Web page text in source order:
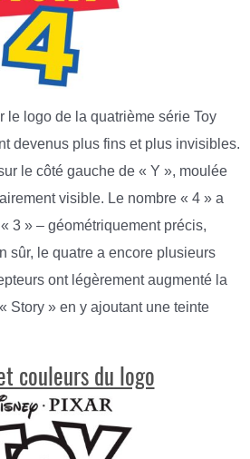
le logo de la quatrième série Toy
devenus plus fins et plus invisibles.
le côté gauche de « Y », moulée
visible. Le nombre « 4 » a
3 » – géométriquement précis,
sûr, le quatre a encore plusieurs
ont légèrement augmenté la
Story » en y ajoutant une teinte
couleurs du logo